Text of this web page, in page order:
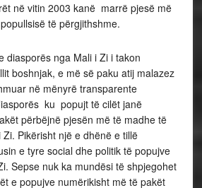
në vitin 2003 kanë marrë pjesë më
të përgjithshme.
diasporës nga Mali i Zi i takon
boshnjak, e më së paku atij malazez
në mënyrë transparente
ku popujt të cilët janë
përbëjnë pjesën më të madhe të
Pikërisht një e dhënë e tillë
e tyre social dhe politik të popujve
Sepse nuk ka mundësi të shpjegohet
e popujve numërikisht më të pakët